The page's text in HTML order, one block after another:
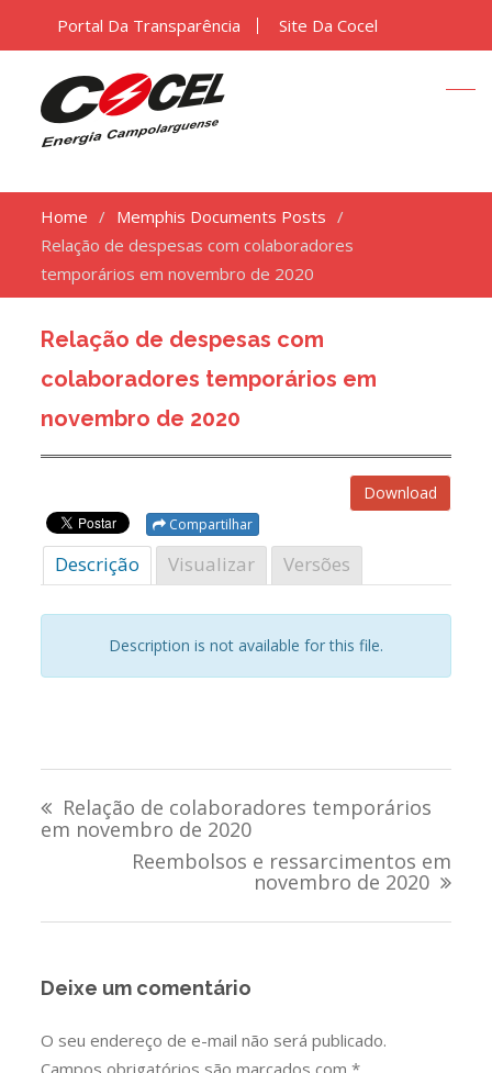
Portal Da Transparência Site Da Cocel
Home
Memphis Documents Posts
Relação de despesas com colaboradores
temporários em novembro de 2020
Relação de despesas com
colaboradores temporários em
novembro de 2020
Download
Compartilhar
Descrição Visualizar Versões
Description is not available for this file.
de
Relação de colaboradores temporários
em novembro de 2020
Reembolsos e ressarcimentos em
novembro de 2020
Deixe um comentário
O seu endereço de e-mail não será publicado.
Campos obrigatórios são marcados com*